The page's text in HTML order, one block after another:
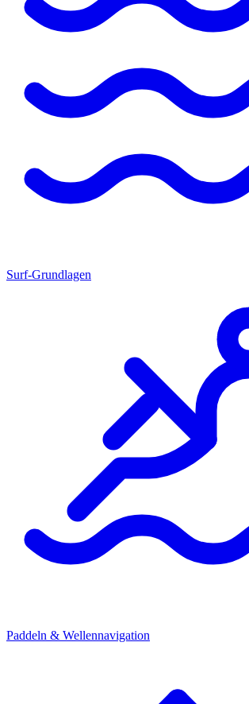
Surf-Grundlagen
Paddeln & Wellennavigation